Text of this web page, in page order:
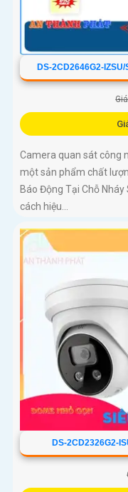
DS-2CD2646G2-
Camera quan sát công
một sản phẩm chất
Báo Động Tại Chỗ
cách hiệu...
DS-2CD2326G2-